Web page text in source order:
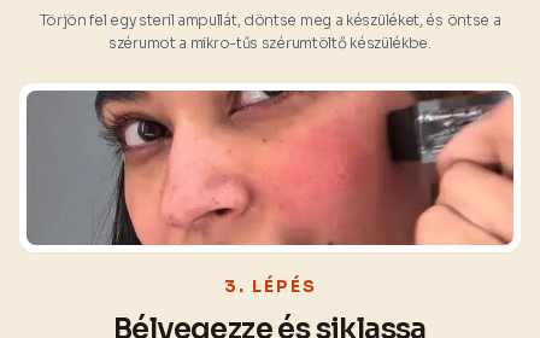
Törjön fel egy steril ampullát, döntse meg a készüléket, és öntse a
szérumot a mikro-tűs szérumtöltő készülékbe.
3. LÉPÉS
Bélyegezze és siklassa